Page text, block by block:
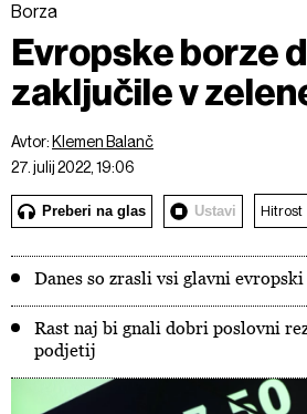
Borza
Evropske borze
zaključile v
Avtor: Klemen Balanč
27. julij 2022, 19:06
Preberi na glas Ustavi Hitrost
Danes so zrasli vsi glavni
Rast naj bi gnali dobri poslovni
podjetij